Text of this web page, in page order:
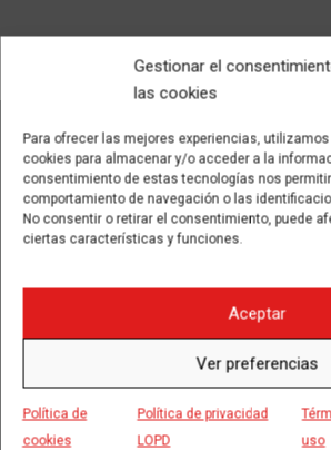
Gestionar el
las cookies
Para ofrecer las mejores experiencias,
cookies para almacenar y/o acceder a la
consentimiento de estas tecnologías nos
comportamiento de navegación o las
No consentir o retirar el consentimiento, puede
ciertas características y funciones.
Aceptar
Ver preferencias
Política de
cookies
Política de privacidad
LOPD
uso
Great Rental Cars
FIND YOUR CAR
Lugar de recogida